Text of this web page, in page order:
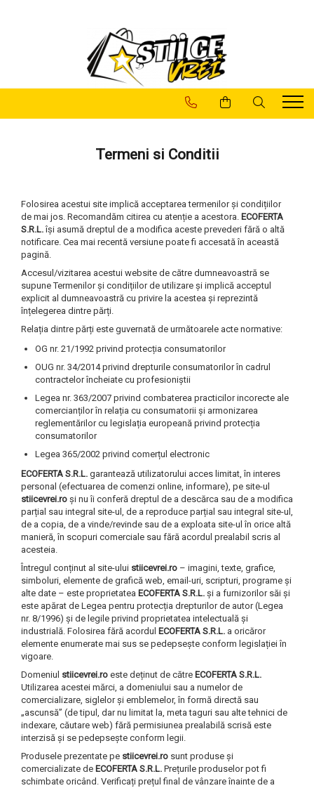
Pachete Promotionale
Articole de Sarbatori
Lampi DecorativeTermeni si Conditii
Folosirea acestui site implică acceptarea termenilor și condițiilor
de mai jos. Recomandăm citirea cu atenție a acestora. ECOFERTA
S.R.L.își asumă dreptul de a modifica aceste prevederi fără o altă
notificare. Cea mai recentă versiune poate fi accesată în această
pagină.
Accesul/vizitarea acestui website de către dumneavoastră se
supune Termenilor și condițiilor de utilizare și implică acceptul
explicit al dumneavoastră cu privire la acestea și reprezintă
înțelegerea dintre părți.
Relația dintre părți este guvernată de următoarele acte normative:
OG nr. 21/1992 privind protecția consumatorilor
OUG nr. 34/2014 privind drepturile consumatorilor în cadrul
contractelor încheiate cu profesioniștii
Legea nr. 363/2007 privind combaterea practicilor incorecte ale
comercianților în relația cu consumatorii și armonizarea
reglementărilor cu legislația europeană privind protecția
consumatorilor
Legea 365/2002 privind comerțul electronic
ECOFERTA S.R.L. garantează utilizatorului acces limitat, în interes
personal (efectuarea de comenzi online, informare), pe site-ul
stiicevrei.ro și nu îi conferă dreptul de a descărca sau de a modifica
parțial sau integral site-ul, de a reproduce parțial sau integral site-ul,
de a copia, de a vinde/revinde sau de a exploata site-ul în orice altă
manieră, în scopuri comerciale sau fără acordul prealabil scris al
acesteia.
Întregul conținut al site-ului stiicevrei.ro – imagini, texte, grafice,
simboluri, elemente de grafică web, email-uri, scripturi, programe și
alte date – este proprietatea ECOFERTA S.R.L. și a furnizorilor săi și
este apărat de Legea pentru protecția drepturilor de autor (Legea
nr. 8/1996) și de legile privind proprietatea intelectuală și
industrială. Folosirea fără acordul ECOFERTA S.R.L. a oricăror
elemente enumerate mai sus se pedepsește conform legislației în
vigoare.
Domeniul stiicevrei.ro este deținut de către ECOFERTA S.R.L.
Utilizarea acestei mărci, a domeniului sau a numelor de
comercializare, siglelor și emblemelor, în formă directă sau
„ascunsă” (de tipul, dar nu limitat la, meta taguri sau alte tehnici de
indexare, căutare web) fără permisiunea prealabilă scrisă este
interzisă și se pedepsește conform legii.
Produsele prezentate pe stiicevrei.ro sunt produse și
comercializate de ECOFERTA S.R.L. Prețurile produselor pot fi
schimbate oricând. Verificați prețul final de vânzare înainte de a